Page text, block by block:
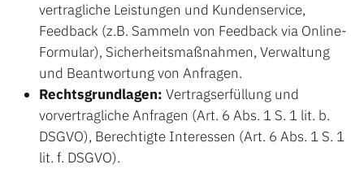
vertragliche Leistungen und Kundenservice,
Feedback (z.B. Sammeln von Feedback via Online-
Formular), Sicherheitsmaßnahmen, Verwaltung
und Beantwortung von Anfragen.
Rechtsgrundlagen: Vertragserfüllung und
vorvertragliche Anfragen (Art. 6 Abs. 1 S. 1 lit. b.
DSGVO), Berechtigte Interessen (Art. 6 Abs. 1 S. 1
lit. f. DSGVO).